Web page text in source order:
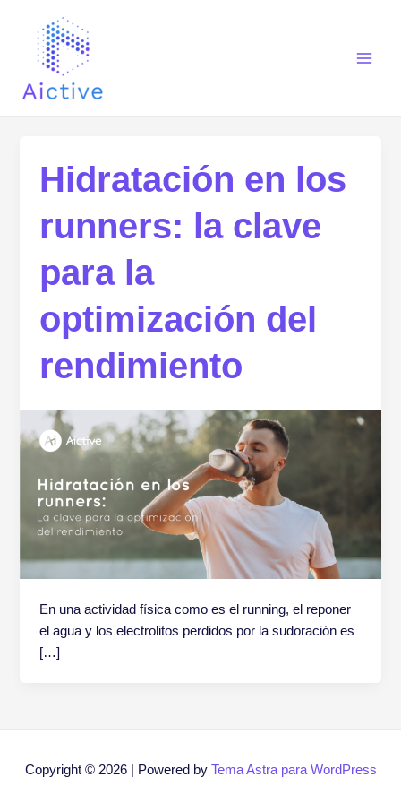
contenido
Hidratación en los
runners: la clave
para la
optimización del
rendimiento
En una actividad física como es el running, el reponer
el agua y los electrolitos perdidos por la sudoración es
[…]
Copyright © 2026 | Powered by Tema Astra para WordPress